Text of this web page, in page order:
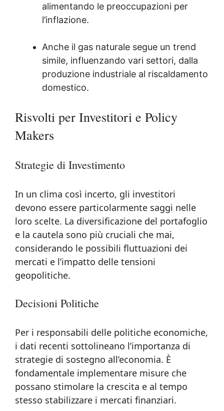
alimentando le preoccupazioni per
l’inflazione.
Anche il gas naturale segue un trend
simile, influenzando vari settori, dalla
produzione industriale al riscaldamento
domestico.
Risvolti per Investitori e Policy
Makers
Strategie di Investimento
In un clima così incerto, gli investitori
devono essere particolarmente saggi nelle
loro scelte. La diversificazione del portafoglio
e la cautela sono più cruciali che mai,
considerando le possibili fluttuazioni dei
mercati e l’impatto delle tensioni
geopolitiche.
Decisioni Politiche
Per i responsabili delle politiche economiche,
i dati recenti sottolineano l’importanza di
strategie di sostegno all’economia. È
fondamentale implementare misure che
possano stimolare la crescita e al tempo
stesso stabilizzare i mercati finanziari.